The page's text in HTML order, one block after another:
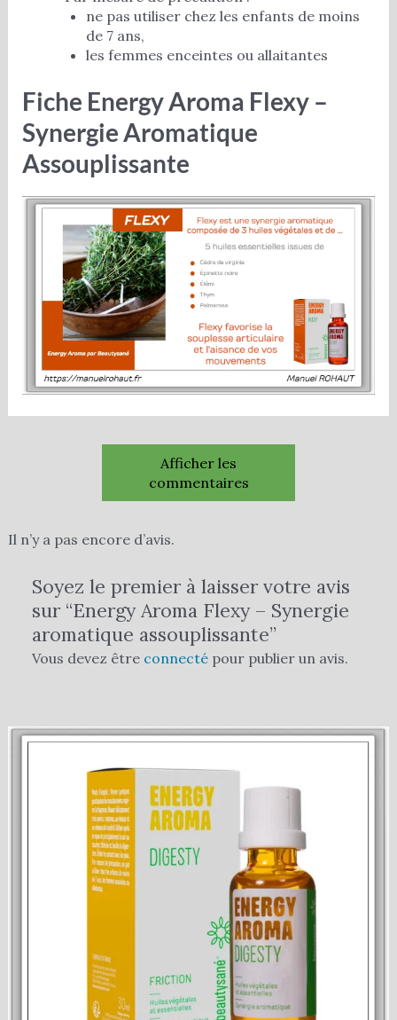
ne pas utiliser chez les enfants de moins
de 7 ans,
les femmes enceintes ou allaitantes
Fiche Energy Aroma Flexy –
Synergie Aromatique
Assouplissante
Afficher les
commentaires
Il n’y a pas encore d’avis.
Soyez le premier à laisser votre avis
sur “Energy Aroma Flexy – Synergie
aromatique assouplissante”
Vous devez être connecté pour publier un avis.